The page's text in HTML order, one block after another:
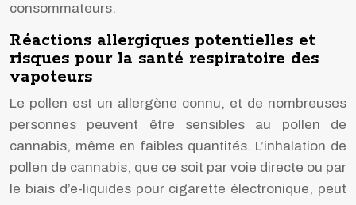
consommateurs.
Réactions allergiques potentielles et
risques pour la santé respiratoire des
vapoteurs
Le pollen est un allergène connu, et de nombreuses
personnes peuvent être sensibles au pollen de
cannabis, même en faibles quantités. L’inhalation de
pollen de cannabis, que ce soit par voie directe ou par
le biais d’e-liquides pour cigarette électronique, peut